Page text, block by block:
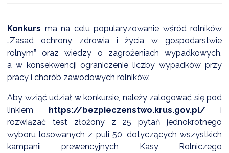
OBSŁUGI
Konkurs ma na celu popularyzowanie wśród rolników
„Zasad ochrony zdrowia i życia w gospodarstwie
rolnym” oraz wiedzy o zagrożeniach wypadkowych,
a w konsekwencji ograniczenie liczby wypadków przy
pracy i chorób zawodowych rolników.
Aby wziąć udział w konkursie, należy zalogować się pod
linkiem https://bezpieczenstwo.krus.gov.pl/
i
rozwiązać test złożony z 25 pytań jednokrotnego
wyboru losowanych z puli 50, dotyczących wszystkich
kampanii prewencyjnych Kasy Rolniczego